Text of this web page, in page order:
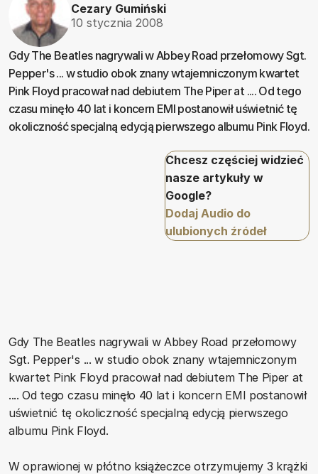
Cezary Gumiński
10 stycznia 2008
Gdy The Beatles nagrywali w Abbey Road przełomowy Sgt.
Pepper's ... w studio obok znany wtajemniczonym kwartet
Pink Floyd pracował nad debiutem The Piper at .... Od tego
czasu minęło 40 lat i koncern EMI postanowił uświetnić tę
okoliczność specjalną edycją pierwszego albumu Pink Floyd.
Chcesz częściej widzieć
nasze artykuły w
Google?
Dodaj Audio do
ulubionych źródeł
Gdy The Beatles nagrywali w Abbey Road przełomowy
Sgt. Pepper's ... w studio obok znany wtajemniczonym
kwartet Pink Floyd pracował nad debiutem The Piper at
.... Od tego czasu minęło 40 lat i koncern EMI postanowił
uświetnić tę okoliczność specjalną edycją pierwszego
albumu Pink Floyd.
W oprawionej w płótno książeczce otrzymujemy 3 krążki